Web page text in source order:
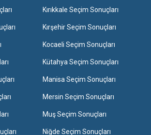
Kırıkkale Seçim Sonuçları
Kırşehir Seçim Sonuçları
Kocaeli Seçim Sonuçları
Kütahya Seçim Sonuçları
Manisa Seçim Sonuçları
Mersin Seçim Sonuçları
Muş Seçim Sonuçları
Niğde Seçim Sonuçları